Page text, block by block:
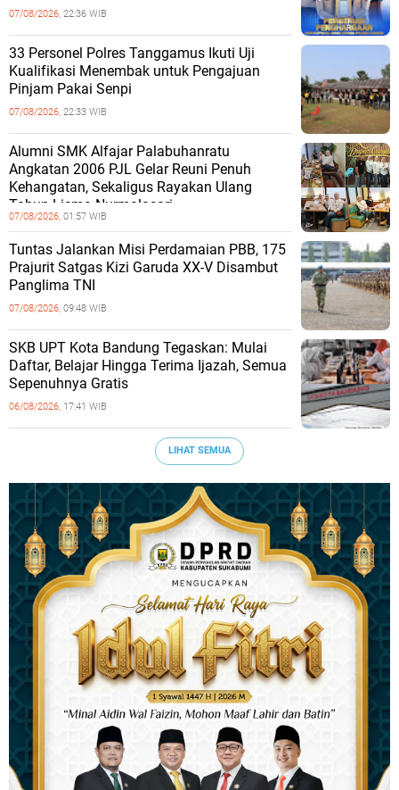
07/08/2026, 22:36 WIB
33 Personel Polres Tanggamus Ikuti Uji
Kualifikasi Menembak untuk Pengajuan
Pinjam Pakai Senpi
07/08/2026, 22:33 WIB
Alumni SMK Alfajar Palabuhanratu
Angkatan 2006 PJL Gelar Reuni Penuh
Kehangatan, Sekaligus Rayakan Ulang
Tahun Lisma Nurmalasari
07/08/2026, 01:57 WIB
Tuntas Jalankan Misi Perdamaian PBB, 175
Prajurit Satgas Kizi Garuda XX-V Disambut
Panglima TNI
07/08/2026, 09:48 WIB
SKB UPT Kota Bandung Tegaskan: Mulai
Daftar, Belajar Hingga Terima Ijazah, Semua
Sepenuhnya Gratis
06/08/2026, 17:41 WIB
LIHAT SEMUA